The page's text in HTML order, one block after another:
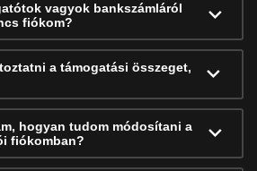
vagyok bankszámláról
fiókom?
a támogatási összeget,
hogyan tudom módosítani a
fiókomban?